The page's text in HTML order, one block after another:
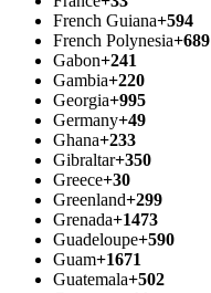
French Guiana+594
French Polynesia+689
Gabon+241
Gambia+220
Georgia+995
Germany+49
Ghana+233
Gibraltar+350
Greece+30
Greenland+299
Grenada+1473
Guadeloupe+590
Guam+1671
Guatemala+502